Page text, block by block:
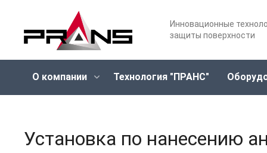
Инновационные
защиты поверхности
О компании Технология "ПРАНС"
Установка по нанесению